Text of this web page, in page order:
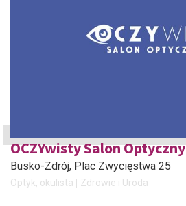
OCZYwisty Salon Optyczny
Busko-Zdrój, Plac Zwycięstwa 25
Optyk, okulista Zdrowie i Uroda